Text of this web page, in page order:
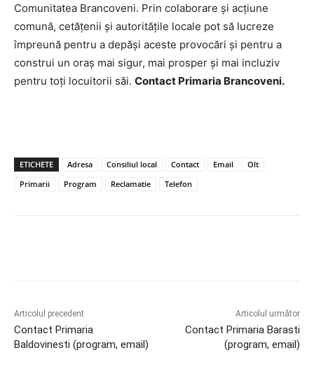
Comunitatea Brancoveni. Prin colaborare și acțiune
comună, cetățenii și autoritățile locale pot să lucreze
împreună pentru a depăși aceste provocări și pentru a
construi un oraș mai sigur, mai prosper și mai incluziv
pentru toți locuitorii săi. Contact Primaria Brancoveni.
ETICHETE Adresa Consiliul local Contact Email
Olt
Primarii
Program Reclamatie Telefon
Articolul precedent
Contact Primaria
Baldovinesti (program, email)
Articolul următor
Contact Primaria Barasti
(program, email)